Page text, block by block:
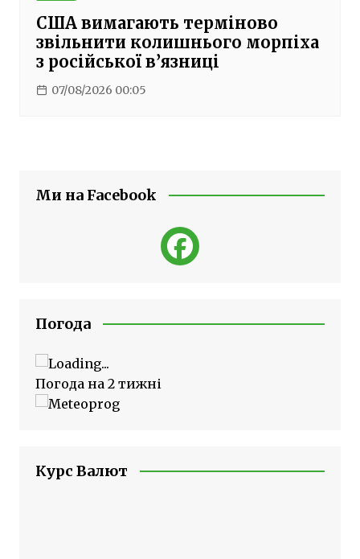
США вимагають терміново
звільнити колишнього морпіха
з російської в’язниці
07/08/2026 00:05
Ми на Facebook
Погода
Погода на 2 тижні
Курс Валют